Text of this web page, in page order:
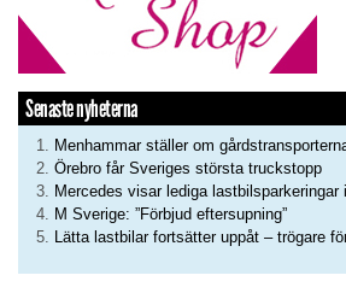
Senaste nyheterna
Menhammar ställer om
Örebro får Sveriges största truckstopp
Mercedes visar lediga lastbilsparkeringar
M Sverige: ”Förbjud eftersupning”
Lätta lastbilar fortsätter uppåt – trögare